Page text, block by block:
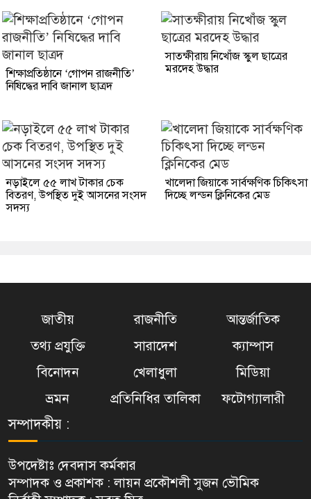
শিক্ষাপ্রতিষ্ঠানে ‘গোপন রাজনীতি’
নিষিদ্ধের দাবি জানাল ছাত্রদ
সাতক্ষীরায় নিখোঁজ স্কুল ছাত্রের
মরদেহ উদ্ধার
নড়াইলে ৫৫ লাখ টাকার চেক
বিতরণ, উপস্থিত দুই আসনের সংসদ
সদস্য
খালেদা জিয়াকে সার্বক্ষণিক চিকিৎসা
দিচ্ছে লন্ডন ক্লিনিকের মেড
জাতীয় রাজনীতি
আন্তর্জাতিক
তথ্য প্রযুক্তি
সারাদেশ
ক্যাম্পাস
বিনোদন
খেলাধুলা
মিডিয়া
ভ্রমন
প্রতিনিধির তালিকা ফটোগ্যালারী
সম্পাদকীয় :
উপদেষ্টাঃ দেবদাস কর্মকার
সম্পাদক ও প্রকাশক : লায়ন প্রকৌশলী সুজন ভৌমিক